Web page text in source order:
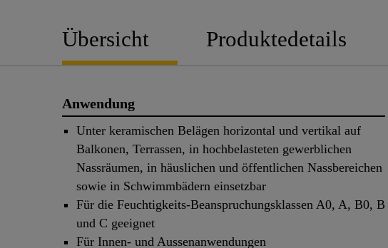
Übersicht Produktedetails
Anwendung
Unter keramischen Belägen horizontal und vertikal auf
Balkonen, Terrassen, in hochbelasteten gewerblichen
Nassräumen, in häuslichen und öffentlichen Nassbereichen
sowie in Schwimmbädern einsetzbar
Für die Feuchtigkeits-Beanspruchungsklassen A0, A, B0, B
und C geeignet
Für Innen- und Aussenanwendungen